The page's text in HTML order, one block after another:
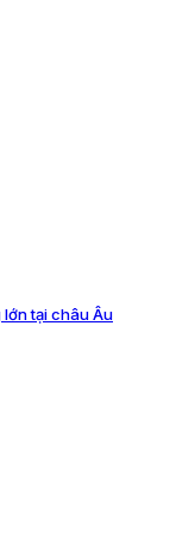
lớn tại châu Âu